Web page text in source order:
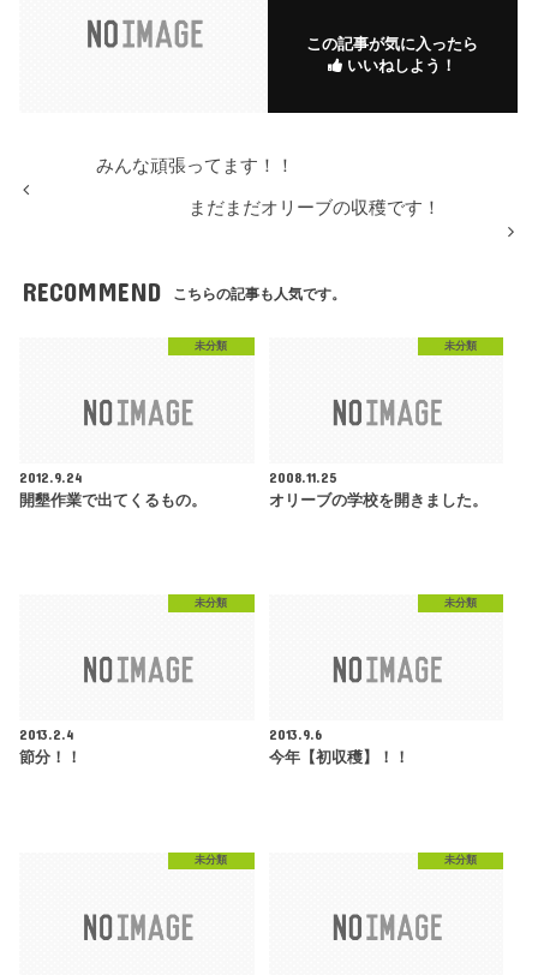
この記事が気に入ったら
いいねしよう！
みんな頑張ってます！！
まだまだオリーブの収穫です！
RECOMMEND こちらの記事も人気です。
未分類
2012.9.24
開墾作業で出てくるもの。
未分類
2008.11.25
オリーブの学校を開きました。
未分類
2013.2.4
節分！！
未分類
2013.9.6
今年【初収穫】！！
未分類 未分類